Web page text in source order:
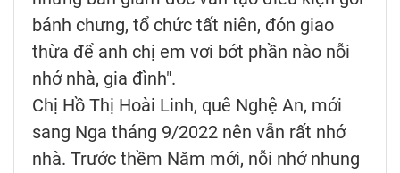
bánh chưng, tổ chức tất niên, đón giao
thừa để anh chị em vơi bớt phần nào nỗi
nhớ nhà, gia đình".
Chị Hồ Thị Hoài Linh, quê Nghệ An, mới
sang Nga tháng 9/2022 nên vẫn rất nhớ
nhà. Trước thềm Năm mới, nỗi nhớ nhung